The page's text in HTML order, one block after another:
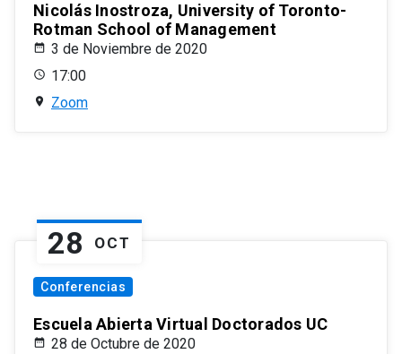
Nicolás Inostroza, University of Toronto-
Rotman School of Management
3 de Noviembre de 2020
17:00
Zoom
28 OCT
Conferencias
Escuela Abierta Virtual Doctorados UC
28 de Octubre de 2020